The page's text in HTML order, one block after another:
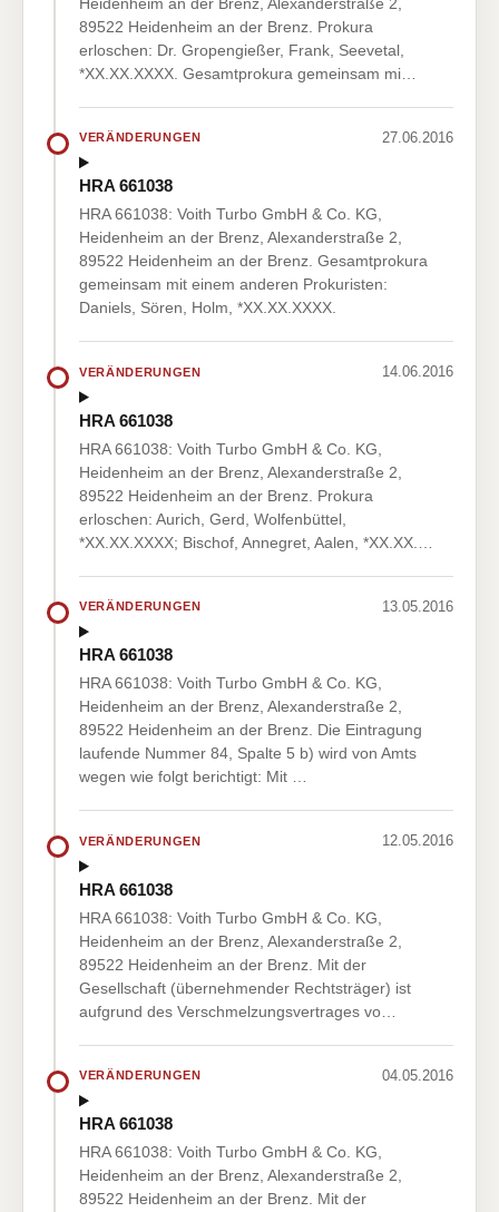
89522 Heidenheim an der Brenz. Prokura
erloschen: Dr. Gropengießer, Frank, Seevetal,
*XX.XX.XXXX. Gesamtprokura gemeinsam mi…
VERÄNDERUNGEN 27.06.2016
HRA 661038
HRA 661038: Voith Turbo GmbH & Co. KG,
Heidenheim an der Brenz, Alexanderstraße 2,
89522 Heidenheim an der Brenz. Gesamtprokura
gemeinsam mit einem anderen Prokuristen:
Daniels, Sören, Holm, *XX.XX.XXXX.
VERÄNDERUNGEN 14.06.2016
HRA 661038
HRA 661038: Voith Turbo GmbH & Co. KG,
Heidenheim an der Brenz, Alexanderstraße 2,
89522 Heidenheim an der Brenz. Prokura
erloschen: Aurich, Gerd, Wolfenbüttel,
*XX.XX.XXXX; Bischof, Annegret, Aalen, *XX.XX.…
VERÄNDERUNGEN 13.05.2016
HRA 661038
HRA 661038: Voith Turbo GmbH & Co. KG,
Heidenheim an der Brenz, Alexanderstraße 2,
89522 Heidenheim an der Brenz. Die Eintragung
laufende Nummer 84, Spalte 5 b) wird von Amts
wegen wie folgt berichtigt: Mit …
VERÄNDERUNGEN 12.05.2016
HRA 661038
HRA 661038: Voith Turbo GmbH & Co. KG,
Heidenheim an der Brenz, Alexanderstraße 2,
89522 Heidenheim an der Brenz. Mit der
Gesellschaft (übernehmender Rechtsträger) ist
aufgrund des Verschmelzungsvertrages vo…
VERÄNDERUNGEN 04.05.2016
HRA 661038
HRA 661038: Voith Turbo GmbH & Co. KG,
Heidenheim an der Brenz, Alexanderstraße 2,
89522 Heidenheim an der Brenz. Mit der